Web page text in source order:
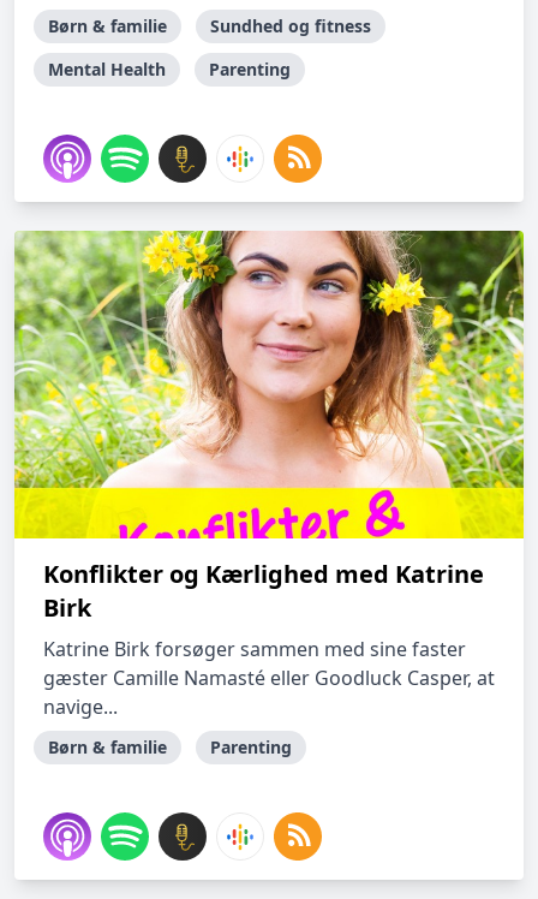
Børn & familie
Sundhed og fitness
Mental Health
Parenting
Konflikter og Kærlighed med Katrine
Birk
Katrine Birk forsøger sammen med sine faster
gæster Camille Namasté eller Goodluck Casper, at
navige...
Børn & familie Parenting